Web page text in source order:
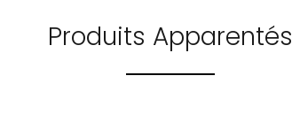
Produits Apparentés